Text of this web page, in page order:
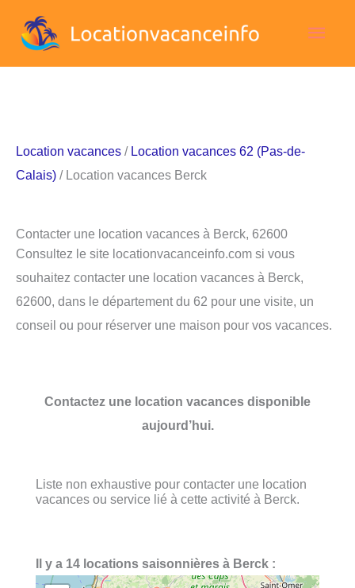
Location vacances / Location vacances 62 (Pas-de-
Calais) / Location vacances Berck
Contacter une location vacances à Berck, 62600
Consultez le site locationvacanceinfo.com si vous
souhaitez contacter une location vacances à Berck,
62600, dans le département du 62 pour une visite, un
conseil ou pour réserver une maison pour vos vacances.
Contactez une location vacances disponible
aujourd’hui.
Liste non exhaustive pour contacter une location
vacances ou service lié à cette activité à Berck.
Il y a 14 locations saisonnières à Berck :